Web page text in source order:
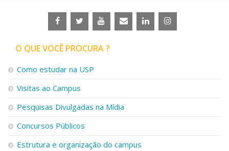
O QUE VOCÊ PROCURA ?
Como estudar na USP
Visitas ao Campus
Pesquisas Divulgadas na Mídia
Concursos Públicos
Estrutura e organização do campus